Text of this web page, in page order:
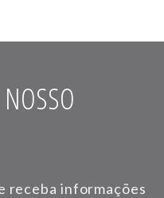
receba informações